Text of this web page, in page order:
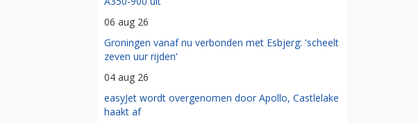
06 aug 26
Groningen vanaf nu verbonden met Esbjerg: 'scheelt
zeven uur rijden'
04 aug 26
easyJet wordt overgenomen door Apollo, Castlelake
haakt af